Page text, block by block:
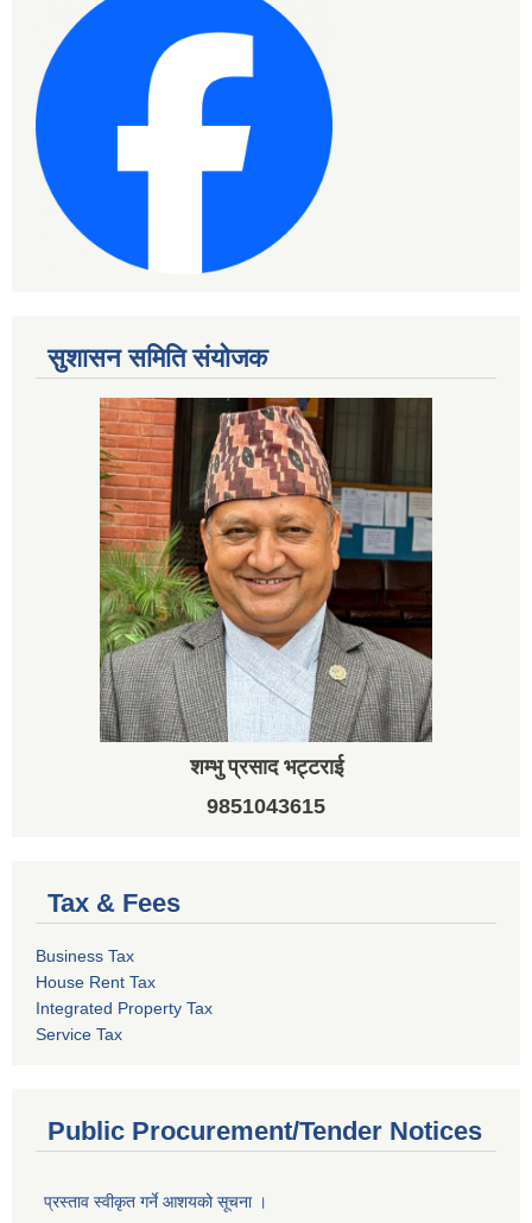
सुशासन समिति संयोजक
शम्भु प्रसाद भट्टराई
9851043615
Tax & Fees
Business Tax
House Rent Tax
Integrated Property Tax
Service Tax
Public Procurement/Tender Notices
प्रस्ताव स्वीकृत गर्ने आशयको सूचना ।